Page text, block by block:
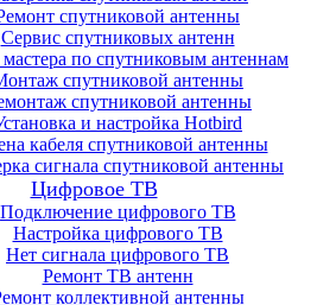
спутниковой антенны
Сервис спутниковых антенн
по спутниковым антеннам
спутниковой антенны
спутниковой антенны
и настройка Hotbird
кабеля спутниковой антенны
сигнала спутниковой антенны
Цифровое ТВ
Подключение цифрового ТВ
Настройка цифрового ТВ
Нет сигнала цифрового ТВ
Ремонт ТВ антенн
коллективной антенны